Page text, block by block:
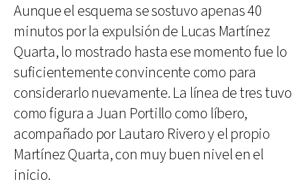
Aunque el esquema se sostuvo apenas 40
minutos por la expulsión de Lucas Martínez
Quarta, lo mostrado hasta ese momento fue lo
suficientemente convincente como para
considerarlo nuevamente. La línea de tres tuvo
como figura a Juan Portillo como líbero,
acompañado por Lautaro Rivero y el propio
Martínez Quarta, con muy buen nivel en el
inicio.